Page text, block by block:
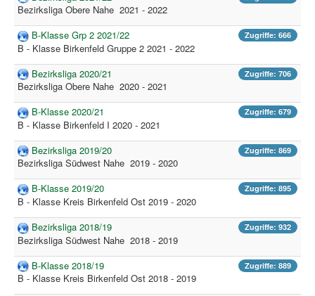
Benutzer
Kontakt
Impressum
Downloadcenter
Aktuelle Seite: Startseite Ergebnisdienst
Bezirksliga Obere Nahe 2021 - 2022
Zugriffe: 666
B-Klasse Grp 2 2021/22
B - Klasse Birkenfeld Gruppe 2 2021 - 2022
Zugriffe: 706
Bezirksliga 2020/21
Bezirksliga Obere Nahe 2020 - 2021
Zugriffe: 679
B-Klasse 2020/21
B - Klasse Birkenfeld I 2020 - 2021
Zugriffe: 869
Bezirksliga 2019/20
Bezirksliga Südwest Nahe 2019 - 2020
Zugriffe: 895
B-Klasse 2019/20
B - Klasse Kreis Birkenfeld Ost 2019 - 2020
Zugriffe: 932
Bezirksliga 2018/19
Bezirksliga Südwest Nahe 2018 - 2019
Zugriffe: 889
B-Klasse 2018/19
B - Klasse Kreis Birkenfeld Ost 2018 - 2019